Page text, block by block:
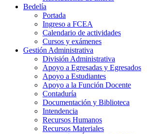
Bedelía
Portada
Ingreso a FCEA
Calendario de actividades
Cursos y exámenes
Gestión Administrativa
División Administrativa
Apoyo a Egresadas y Egresados
Apoyo a Estudiantes
Apoyo a la Función Docente
Contaduría
Documentación y Biblioteca
Intendencia
Recursos Humanos
Recursos Materiales